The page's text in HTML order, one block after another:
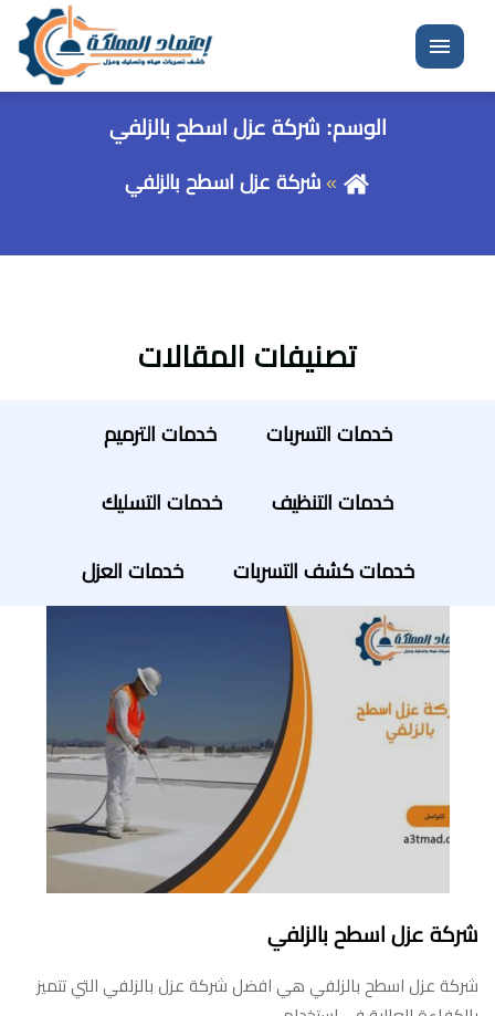
القائمة
الوسم: شركة عزل اسطح بالزلفي
شركة عزل اسطح بالزلفي
تصنيفات المقالات
خدمات التسربات خدمات الترميم
خدمات التنظيف خدمات التسليك
خدمات كشف التسربات خدمات العزل
شركة عزل اسطح بالزلفي
شركة عزل اسطح بالزلفي هي افضل شركة عزل بالزلفي التي تتميز